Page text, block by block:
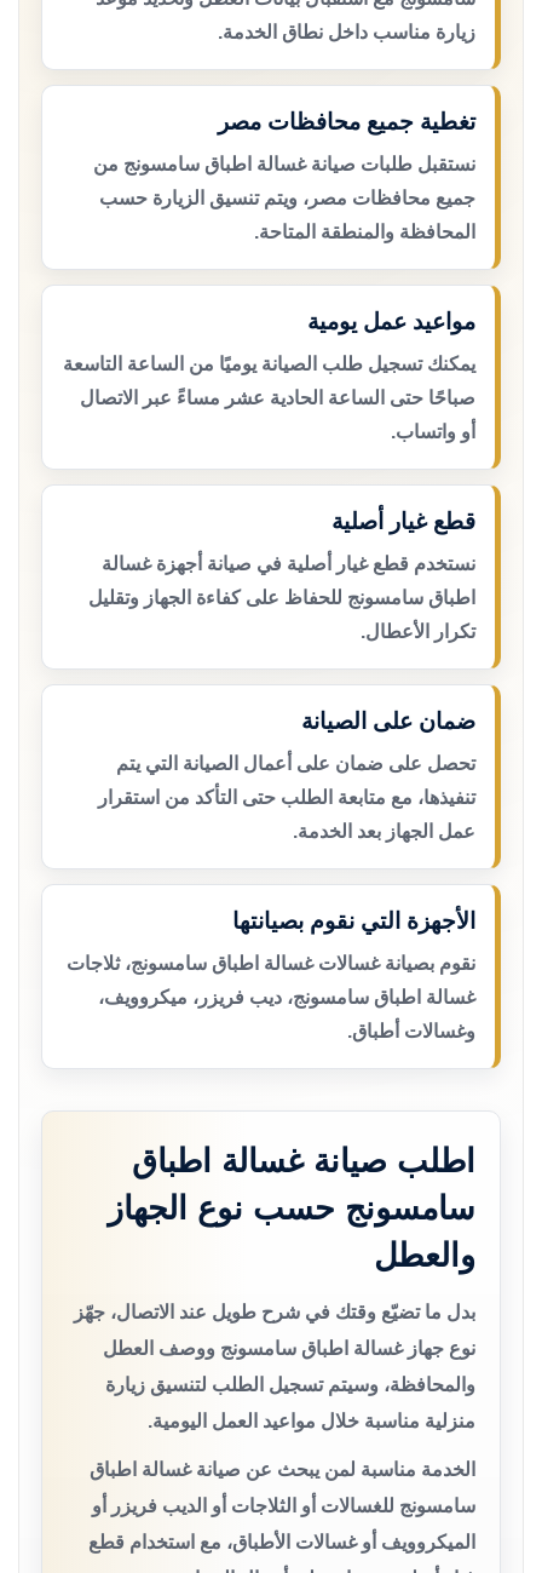
زيارة مناسب داخل نطاق الخدمة.
تغطية جميع محافظات مصر
نستقبل طلبات صيانة غسالة اطباق سامسونج من
جميع محافظات مصر، ويتم تنسيق الزيارة حسب
المحافظة والمنطقة المتاحة.
مواعيد عمل يومية
يمكنك تسجيل طلب الصيانة يوميًا من الساعة التاسعة
صباحًا حتى الساعة الحادية عشر مساءً عبر الاتصال
أو واتساب.
قطع غيار أصلية
نستخدم قطع غيار أصلية في صيانة أجهزة غسالة
اطباق سامسونج للحفاظ على كفاءة الجهاز وتقليل
تكرار الأعطال.
ضمان على الصيانة
تحصل على ضمان على أعمال الصيانة التي يتم
تنفيذها، مع متابعة الطلب حتى التأكد من استقرار
عمل الجهاز بعد الخدمة.
الأجهزة التي نقوم بصيانتها
نقوم بصيانة غسالات غسالة اطباق سامسونج، ثلاجات
غسالة اطباق سامسونج، ديب فريزر، ميكروويف،
وغسالات أطباق.
اطلب صيانة غسالة اطباق
سامسونج حسب نوع الجهاز
والعطل
بدل ما تضيّع وقتك في شرح طويل عند الاتصال، جهّز
نوع جهاز غسالة اطباق سامسونج ووصف العطل
والمحافظة، وسيتم تسجيل الطلب لتنسيق زيارة
منزلية مناسبة خلال مواعيد العمل اليومية.
الخدمة مناسبة لمن يبحث عن صيانة غسالة اطباق
سامسونج للغسالات أو الثلاجات أو الديب فريزر أو
الميكروويف أو غسالات الأطباق، مع استخدام قطع